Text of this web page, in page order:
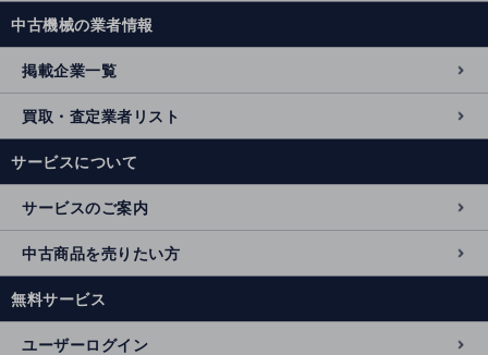
中古機械の業者情報
掲載企業一覧
買取・査定業者リスト
サービスについて
サービスのご案内
中古商品を売りたい方
無料サービス
ユーザーログイン